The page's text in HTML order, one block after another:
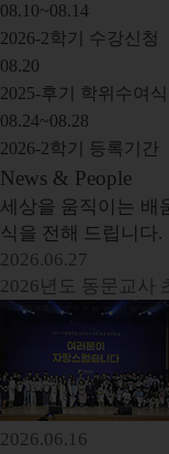
08.10~08.14
2026-2학기 수강신청
08.20
2025-후기 학위수여식
08.24~08.28
2026-2학기 등록기간
News & People
세상을 움직이는 배
식을 전해 드립니다.
2026.06.27
2026년도 동문교사
2026.06.16